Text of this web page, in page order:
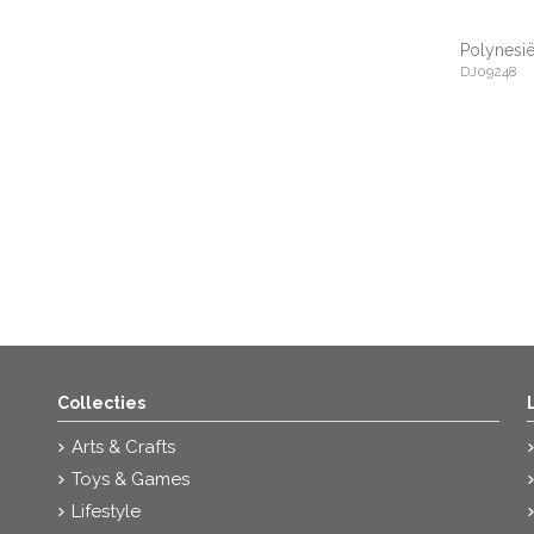
Polynesië
DJ09248
Collecties
Arts & Crafts
Toys & Games
Lifestyle